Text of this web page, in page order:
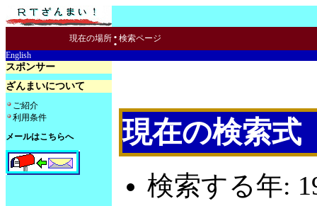
現在の場所 : 検索ページ
English
スポンサー
ざんまいについて
ご紹介
利用条件
メールはこちらへ
現在の検索式
検索する年: